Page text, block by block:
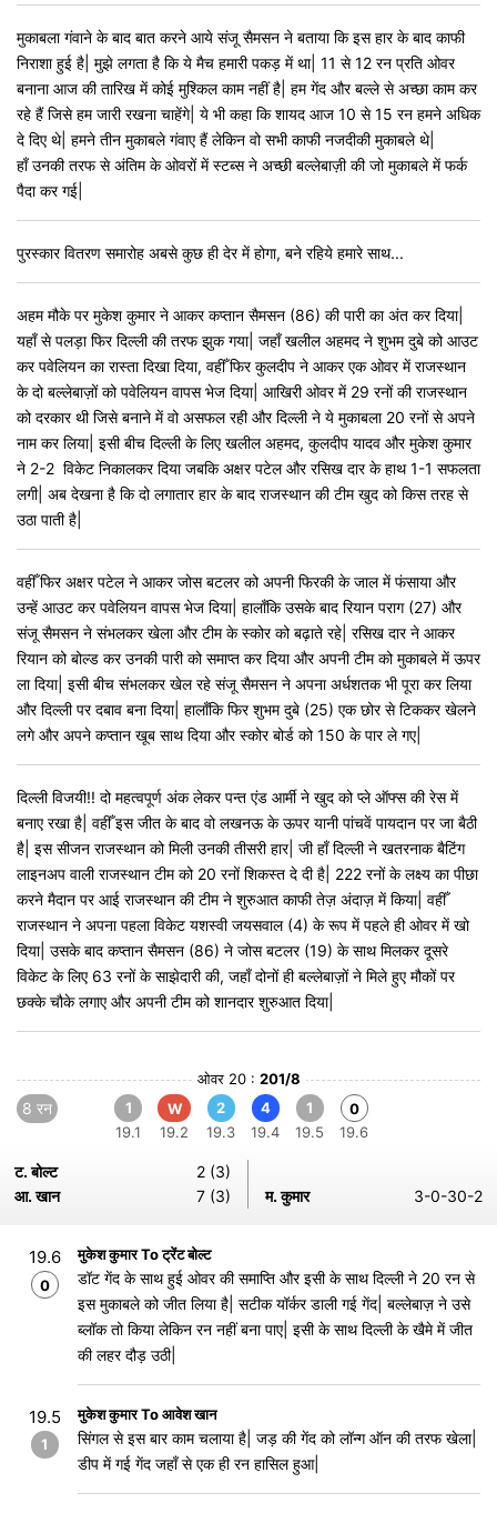
मुकाबला गंवाने के बाद बात करने आये संजू सैमसन ने बताया कि इस हार के बाद काफी
निराशा हुई है| मुझे लगता है कि ये मैच हमारी पकड़ में था| 11 से 12 रन प्रति ओवर
बनाना आज की तारिख में कोई मुश्किल काम नहीं है| हम गेंद और बल्ले से अच्छा काम कर
रहे हैं जिसे हम जारी रखना चाहेंगे| ये भी कहा कि शायद आज 10 से 15 रन हमने अधिक
दे दिए थे| हमने तीन मुकाबले गंवाए हैं लेकिन वो सभी काफी नजदीकी मुकाबले थे|
हाँ उनकी तरफ से अंतिम के ओवरों में स्टब्स ने अच्छी बल्लेबाज़ी की जो मुकाबले में फर्क
पैदा कर गई|
पुरस्कार वितरण समारोह अबसे कुछ ही देर में होगा, बने रहिये हमारे साथ...
अहम मौके पर मुकेश कुमार ने आकर कप्तान सैमसन (86) की पारी का अंत कर दिया|
यहाँ से पलड़ा फिर दिल्ली की तरफ झुक गया| जहाँ खलील अहमद ने शुभम दुबे को आउट
कर पवेलियन का रास्ता दिखा दिया, वहीँ फिर कुलदीप ने आकर एक ओवर में राजस्थान
के दो बल्लेबाज़ों को पवेलियन वापस भेज दिया| आखिरी ओवर में 29 रनों की राजस्थान
को दरकार थी जिसे बनाने में वो असफल रही और दिल्ली ने ये मुकाबला 20 रनों से अपने
नाम कर लिया| इसी बीच दिल्ली के लिए खलील अहमद, कुलदीप यादव और मुकेश कुमार
ने 2-2 विकेट निकालकर दिया जबकि अक्षर पटेल और रसिख दार के हाथ 1-1 सफलता
लगी| अब देखना है कि दो लगातार हार के बाद राजस्थान की टीम खुद को किस तरह से
उठा पाती है|
वहीँ फिर अक्षर पटेल ने आकर जोस बटलर को अपनी फिरकी के जाल में फंसाया और
उन्हें आउट कर पवेलियन वापस भेज दिया| हालाँकि उसके बाद रियान पराग (27) और
संजू सैमसन ने संभलकर खेला और टीम के स्कोर को बढ़ाते रहे| रसिख दार ने आकर
रियान को बोल्ड कर उनकी पारी को समाप्त कर दिया और अपनी टीम को मुकाबले में ऊपर
ला दिया| इसी बीच संभलकर खेल रहे संजू सैमसन ने अपना अर्धशतक भी पूरा कर लिया
और दिल्ली पर दबाव बना दिया| हालाँकि फिर शुभम दुबे (25) एक छोर से टिककर खेलने
लगे और अपने कप्तान खूब साथ दिया और स्कोर बोर्ड को 150 के पार ले गए|
दिल्ली विजयी!! दो महत्वपूर्ण अंक लेकर पन्त एंड आर्मी ने खुद को प्ले ऑफ्स की रेस में
बनाए रखा है| वहीँ इस जीत के बाद वो लखनऊ के ऊपर यानी पांचवें पायदान पर जा बैठी
है| इस सीजन राजस्थान को मिली उनकी तीसरी हार| जी हाँ दिल्ली ने खतरनाक बैटिंग
लाइनअप वाली राजस्थान टीम को 20 रनों शिकस्त दे दी है| 222 रनों के लक्ष्य का पीछा
करने मैदान पर आई राजस्थान की टीम ने शुरुआत काफी तेज़ अंदाज़ में किया| वहीँ
राजस्थान ने अपना पहला विकेट यशस्वी जयसवाल (4) के रूप में पहले ही ओवर में खो
दिया| उसके बाद कप्तान सैमसन (86) ने जोस बटलर (19) के साथ मिलकर दूसरे
विकेट के लिए 63 रनों के साझेदारी की, जहाँ दोनों ही बल्लेबाज़ों ने मिले हुए मौकों पर
छक्के चौके लगाए और अपनी टीम को शानदार शुरुआत दिया|
ओवर 20 : 201/8
8 रन
1
19.1
W
19.2
2
19.3
4
19.4
1
19.5
0
19.6
ट. बोल्ट
2 (3)
आ. खान
7 (3) म. कुमार 3-0-30-2
19.6
0
मुकेश कुमार To ट्रेंट बोल्ट
डॉट गेंद के साथ हुई ओवर की समाप्ति और इसी के साथ दिल्ली ने 20 रन से
इस मुकाबले को जीत लिया है| सटीक यॉर्कर डाली गई गेंद| बल्लेबाज़ ने उसे
ब्लॉक तो किया लेकिन रन नहीं बना पाए| इसी के साथ दिल्ली के खैमे में जीत
की लहर दौड़ उठी|
19.5
1
मुकेश कुमार To आवेश खान
सिंगल से इस बार काम चलाया है| जड़ की गेंद को लॉन्ग ऑन की तरफ खेला|
डीप में गई गेंद जहाँ से एक ही रन हासिल हुआ|